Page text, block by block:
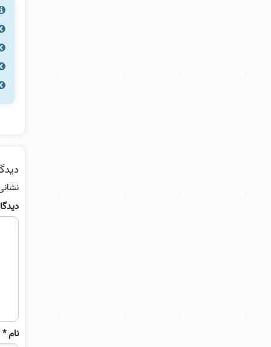
نام*